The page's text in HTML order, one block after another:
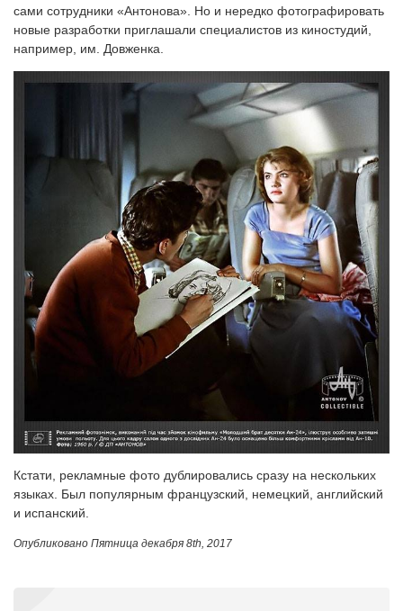
сами сотрудники «Антонова». Но и нередко фотографировать
новые разработки приглашали специалистов из киностудий,
например, им. Довженка.
Кстати, рекламные фото дублировались сразу на нескольких
языках. Был популярным французский, немецкий, английский
и испанский.
Опубликовано Пятница декабря 8th, 2017